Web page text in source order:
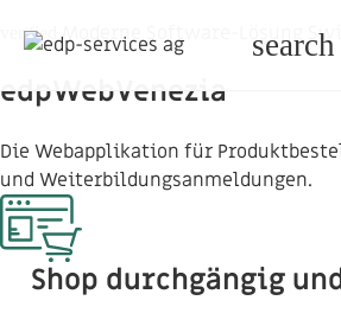
search
verified Moderne Software-Lösung
edpWebVenezia
Die Webapplikation für
und Weiterbildungsanmeldungen.
Shop durchgängig